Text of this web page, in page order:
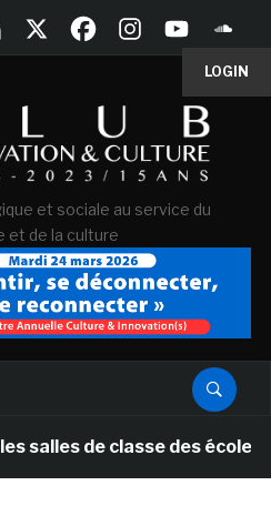
LOGIN
et sociale au service du
et de la culture
classe des écoles primaires